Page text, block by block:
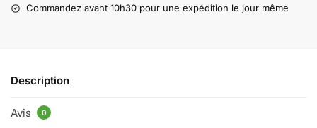
Commandez avant 10h30 pour une expédition le jour même
Description
Avis 0